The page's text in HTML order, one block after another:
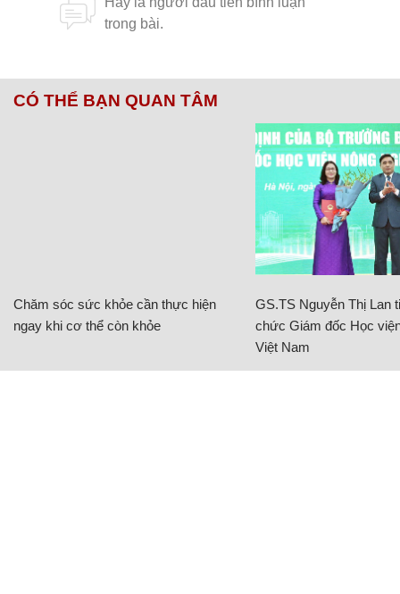
CÓ THỂ BẠN QUAN TÂM
Chăm sóc sức khỏe cần thực hiện
ngay khi cơ thể còn khỏe
GS.TS Nguyễn Thị Lan
chức Giám đốc Học
Việt Nam